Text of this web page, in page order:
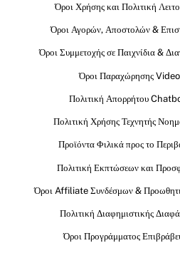
Όροι Χρήσης και Πολιτική
Όροι Αγορών, Αποστολών &
Όροι Συμμετοχής σε Παιχνίδια &
Όροι Παραχώρησης Video
Πολιτική Απορρήτου
Πολιτική Χρήσης Τεχνητής
Προϊόντα Φιλικά προς το
Πολιτική Εκπτώσεων και
Όροι Affiliate Συνδέσμων &
Πολιτική Διαφημιστικής
Όροι Προγράμματος